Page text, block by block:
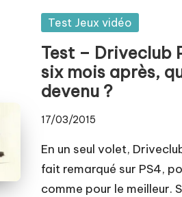
Posted
Test Jeux vidéo
Test – Driveclub
six mois après,
devenu ?
17/03/2015
En un seul volet,
fait remarqué sur PS4,
comme pour le meilleur.